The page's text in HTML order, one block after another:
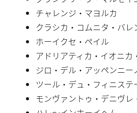
チャレンジ・マヨルカ
クラシカ・コムニタ・バレ
ホーイクセ・ペイル
アドリアティカ・イオニカ
ジロ・デル・アッペンニー
ツール・デュ・フィニステ
モンヴァントゥ・デニヴレ